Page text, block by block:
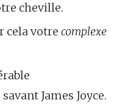
cheville.
cela votre complexe
James Joyce.